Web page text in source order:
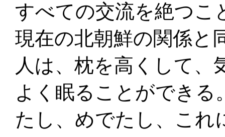
すべての交流を絶つこ
現在の北朝鮮の関係と
人は、枕を高くして、
よく眠ることができ
たし、めでたし、これ